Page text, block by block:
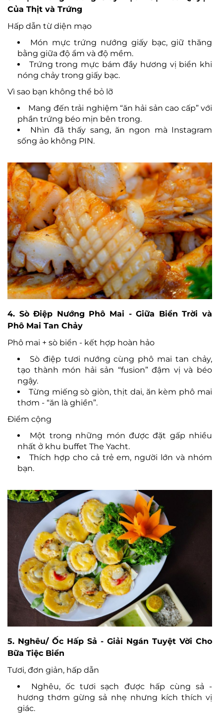
Của Thịt và Trứng
Hấp dẫn từ diện mạo
Món mực trứng nướng giấy bạc, giữ thăng
bằng giữa độ ẩm và độ mềm.
Trứng trong mực bám đầy hương vị biển khi
nóng chảy trong giấy bạc.
Vì sao bạn không thể bỏ lỡ
Mang đến trải nghiệm “ăn hải sản cao cấp” với
phần trứng béo mịn bên trong.
Nhìn đã thấy sang, ăn ngon mà Instagram
sống ảo không PIN.
4. Sò Điệp Nướng Phô Mai - Giữa Biển Trời và
Phô Mai Tan Chảy
Phô mai + sò biển - kết hợp hoàn hảo
Sò điệp tươi nướng cùng phô mai tan chảy,
tạo thành món hải sản “fusion” đậm vị và béo
ngậy.
Từng miếng sò giòn, thịt dai, ăn kèm phô mai
thơm - “ăn là ghiền”.
Điểm cộng
Một trong những món được đặt gấp nhiều
nhất ở khu buffet The Yacht.
Thích hợp cho cả trẻ em, người lớn và nhóm
bạn.
5. Nghêu/ Ốc Hấp Sả - Giải Ngán Tuyệt Vời Cho
Bữa Tiệc Biển
Tươi, đơn giản, hấp dẫn
Nghêu, ốc tươi sạch được hấp cùng sả -
hương thơm gừng sả nhẹ nhưng kích thích vị
giác.